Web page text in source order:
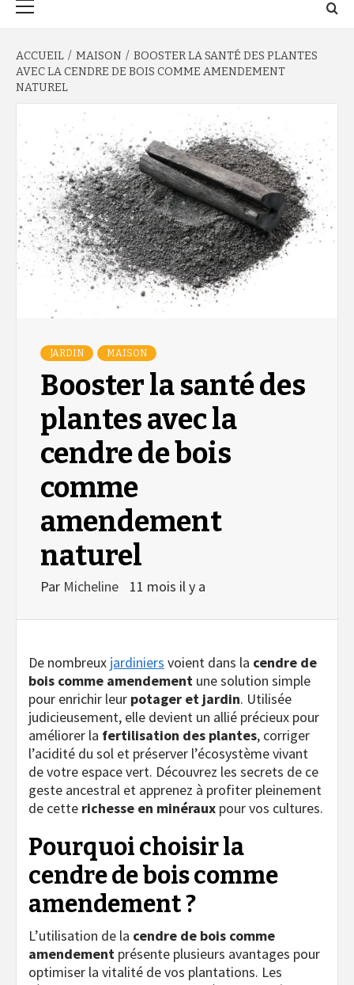
ACCUEIL MAISON
BOOSTER LA SANTÉ DES PLANTES
AVEC LA CENDRE DE BOIS COMME AMENDEMENT
NATUREL
JARDIN MAISON
Booster la santé des
plantes avec la
cendre de bois
comme
amendement
naturel
Par Micheline 11 mois il y a
De nombreux jardiniers voient dans la cendre de
bois comme amendement une solution simple
pour enrichir leur potager et jardin. Utilisée
judicieusement, elle devient un allié précieux pour
améliorer la fertilisation des plantes, corriger
l’acidité du sol et préserver l’écosystème vivant
de votre espace vert. Découvrez les secrets de ce
geste ancestral et apprenez à profiter pleinement
de cette richesse en minéraux pour vos cultures.
Pourquoi choisir la
cendre de bois comme
amendement ?
L’utilisation de la cendre de bois comme
amendement présente plusieurs avantages pour
optimiser la vitalité de vos plantations. Les